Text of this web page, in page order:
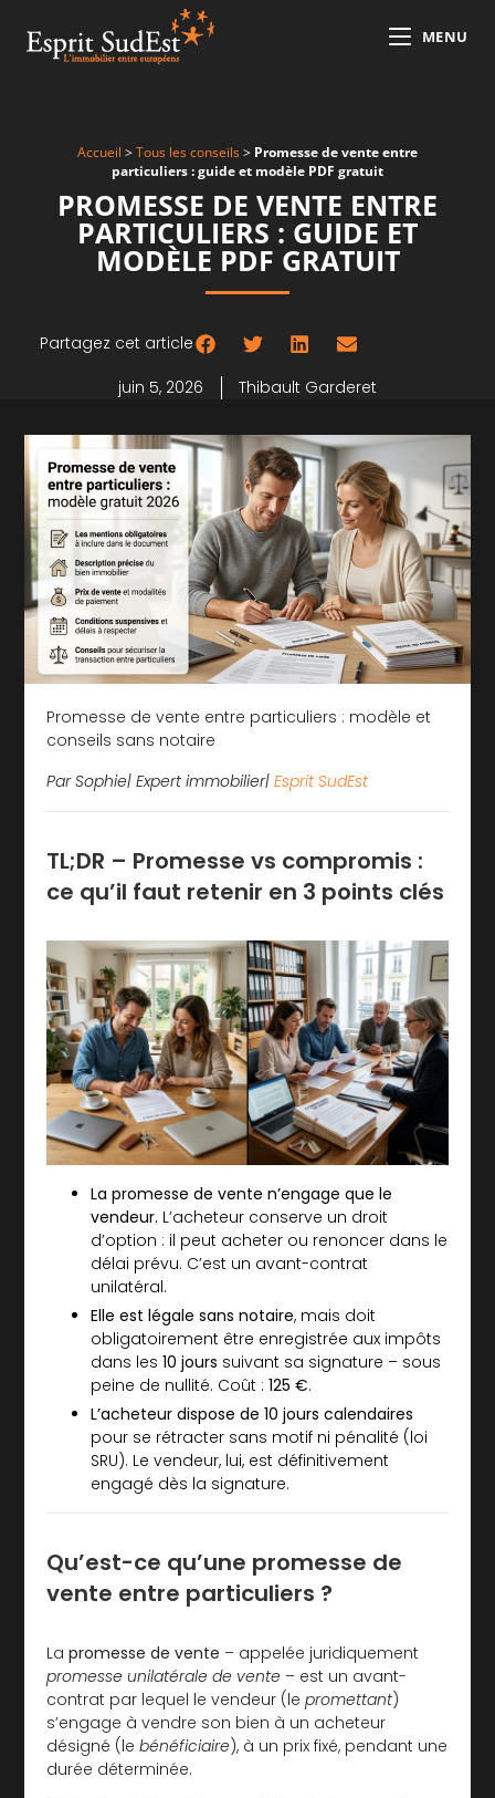
MENU
Accueil >Tous les conseils> Promesse de vente entre
particuliers : guide et modèle PDF gratuit
PROMESSE DE VENTE ENTRE
PARTICULIERS : GUIDE ET
MODÈLE PDF GRATUIT
Partagez cet article
juin 5, 2026
Thibault Garderet
Promesse de vente entre particuliers : modèle et
conseils sans notaire
Par Sophie| Expert immobilier|Esprit SudEst
TL;DR – Promesse vs compromis :
ce qu’il faut retenir en 3 points clés
La promesse de vente n’engage que le
vendeur. L’acheteur conserve un droit
d’option : il peut acheter ou renoncer dans le
délai prévu. C’est un avant-contrat
unilatéral.
Elle est légale sans notaire, mais doit
obligatoirement être enregistrée aux impôts
dans les10 jours suivant sa signature – sous
peine de nullité. Coût :125 €.
L’acheteur dispose de 10 jours calendaires
pour se rétracter sans motif ni pénalité (loi
SRU). Le vendeur, lui, est définitivement
engagé dès la signature.
Qu’est-ce qu’une promesse de
vente entre particuliers ?
Lapromesse de vente – appelée juridiquement
promesse unilatérale de vente – est un avant-
contrat par lequel le vendeur (lepromettant)
s’engage à vendre son bien à un acheteur
désigné (lebénéficiaire), à un prix fixé, pendant une
durée déterminée.